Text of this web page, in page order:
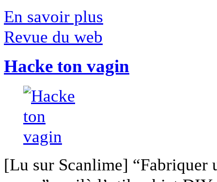
En savoir plus
Revue du web
Hacke ton vagin
[Lu sur Scanlime] “Fabriquer